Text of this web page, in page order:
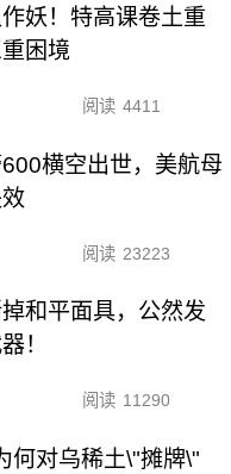
妖！特高课卷土重
困境
阅读 4411
横空出世，美航母
阅读 23223
和平面具，公然发
！
阅读 11290
何对乌稀土\"摊牌\"